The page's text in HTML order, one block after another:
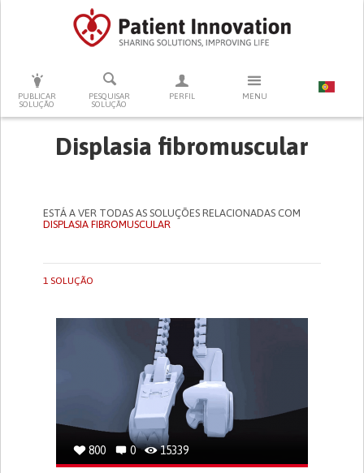
PUBLICAR
SOLUÇÃO
PESQUISAR
SOLUÇÃO
PERFIL MENU
PRESSIONE ENTER PARA PESQUISAR
Displasia fibromuscular
ESTÁ A VER TODAS AS SOLUÇÕES RELACIONADAS COM
DISPLASIA FIBROMUSCULAR
1 SOLUÇÃO
800 0 15339